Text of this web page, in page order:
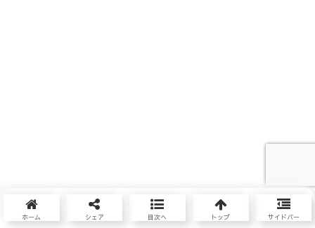
ホーム シェア 目次へ トップ サイドバー